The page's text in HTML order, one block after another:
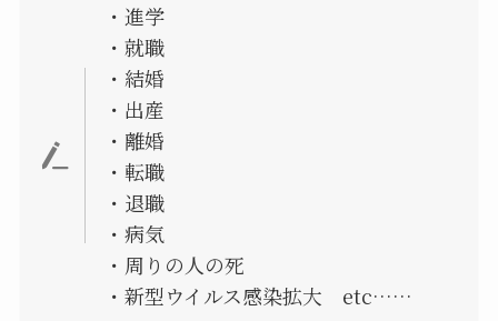
・進学
・就職
・結婚
・出産
・離婚
・転職
・退職
・病気
・周りの人の死
・新型ウイルス感染拡大 etc……